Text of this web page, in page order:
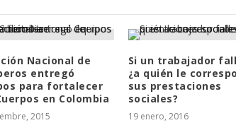
Nacional de
entregó
para fortalecer
en Colombia
2015
Si un trabajador
¿a quién le
sus prestaciones
sociales?
19 enero, 2016